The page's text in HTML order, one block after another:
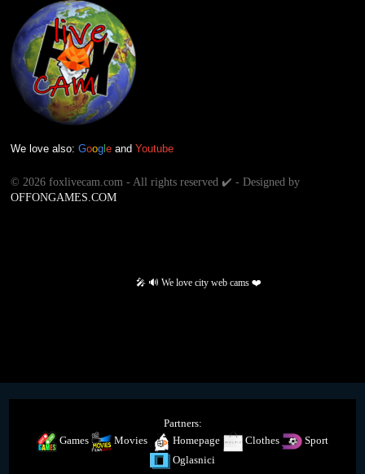
We love also: Goog e and Youtube
© 2026 foxlivecam.com - All rights reserved ✔️ - Designed by
OFFONGAMES.COM
🎤 🔊 We love city web cams ❤️
Partners:
Games
Movies Homepage Clothes
Sport
Oglasnici